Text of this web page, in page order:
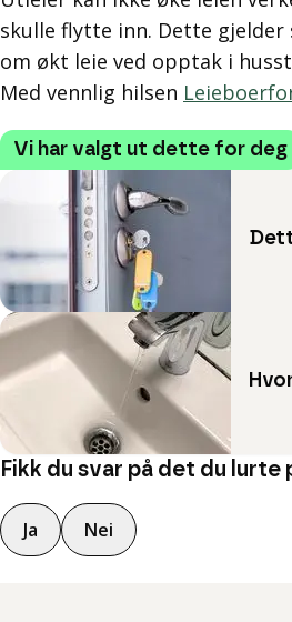
skulle flytte inn. Dette
om økt leie ved opptak i
Med vennlig hilsen
Vi har valgt ut dette for deg
Fikk du svar på det du lurte
Ja Nei